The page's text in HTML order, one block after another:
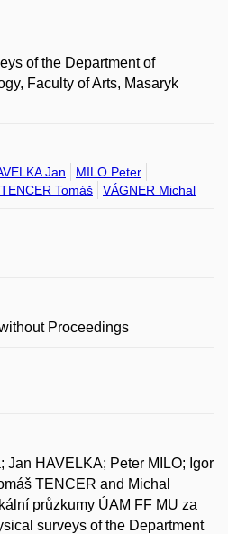
of the Department of
Faculty of Arts, Masaryk
Jan
MILO Peter
TENCER Tomáš VÁGNER Michal
Proceedings
Jan HAVELKA; Peter MILO; Igor
TENCER and Michal
průzkumy ÚAM FF MU za
surveys of the Department